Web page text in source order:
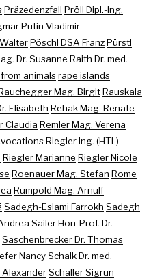
Präzedenzfall Pröll Dipl.-Ing.
Putin Vladimir
Pöschl DSA FranzPürstl
Dr. Susanne Raith Dr. med.
animalsrape islands
Mag. BirgitRauskala
Elisabeth Rehak Mag. Renate
Claudia Remler Mag. Verena
Riegler Ing. (HTL)
Riegler Marianne Riegler Nicole
Roenauer Mag. Stefan Rome
Rumpold Mag. Arnulf
Sadegh-Eslami Farrokh Sadegh
Sailer Hon-Prof. Dr.
Saschenbrecker Dr. Thomas
NancySchalk Dr. med.
AlexanderSchaller Sigrun